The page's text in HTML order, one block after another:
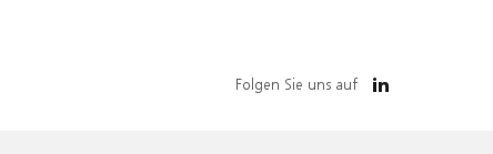
Folgen Sie uns auf